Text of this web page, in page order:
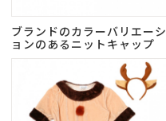
ブランドのカラーバリエーシ
ョンのあるニットキャップ